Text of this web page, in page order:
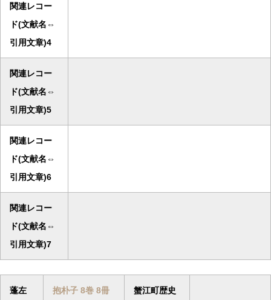
関連レコー
ド(文献名⇔
引用文章)4
関連レコー
ド(文献名⇔
引用文章)5
関連レコー
ド(文献名⇔
引用文章)6
関連レコー
ド(文献名⇔
引用文章)7
蓬左
抱朴子 8巻 8冊
蟹江町歴史